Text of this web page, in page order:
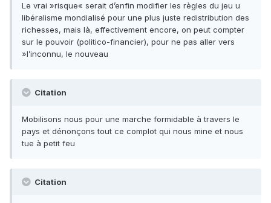
Le vrai »risque« serait d’enfin modifier les règles du jeu u
libéralisme mondialisé pour une plus juste redistribution des
richesses, mais là, effectivement encore, on peut compter
sur le pouvoir (politico-financier), pour ne pas aller vers
»l’inconnu, le nouveau
Citation
Mobilisons nous pour une marche formidable à travers le
pays et dénonçons tout ce complot qui nous mine et nous
tue à petit feu
Citation